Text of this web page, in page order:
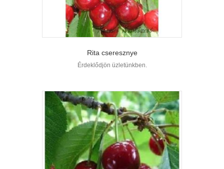
Rita cseresznye
Érdeklődjön üzletünkben.